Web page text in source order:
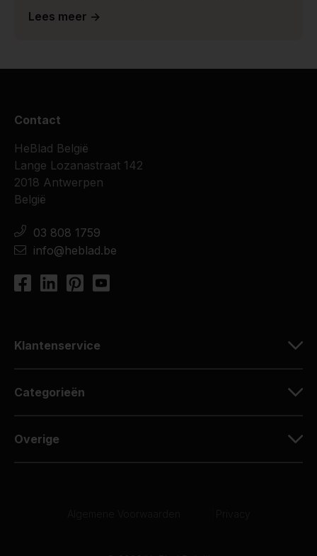
Lees meer ->
Contact
HeBlad België
Lange Lozanastraat 142
2018 Antwerpen
België
03 808 1759
info@heblad.be
Klantenservice
Categorieën
Overige